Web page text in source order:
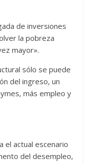
de inversiones
la pobreza
mayor».
sólo se puede
del ingreso, un
más empleo y
el actual escenario
del desempleo,